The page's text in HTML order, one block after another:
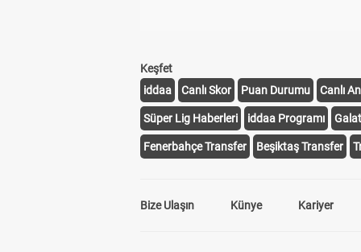
Keşfet
iddaa
Canlı Skor Puan Durumu Canlı
Süper Lig Haberleri iddaa Programı
Fenerbahçe Transfer Beşiktaş Transfer
Bize Ulaşın Künye Kariyer